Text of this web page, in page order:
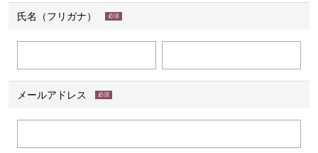
氏名（フリガナ）
メールアドレス